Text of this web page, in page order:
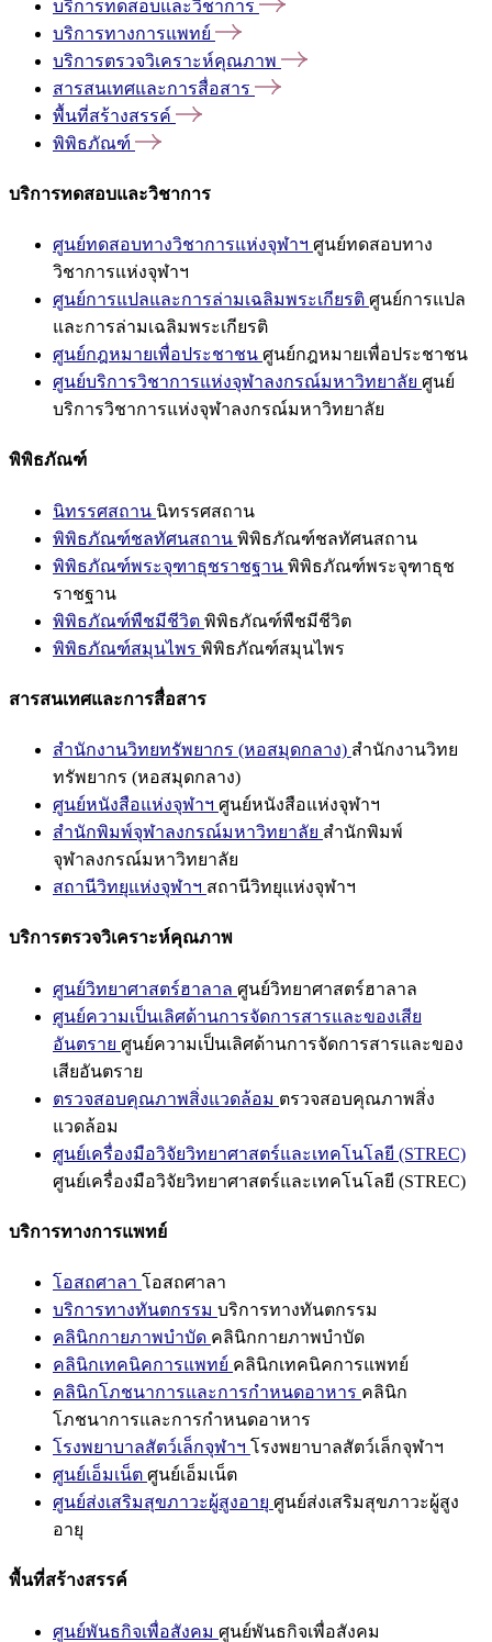
บริการทดสอบและวิชาการ
บริการทางการแพทย์
บริการตรวจวิเคราะห์คุณภาพ
สารสนเทศและการสื่อสาร
พื้นที่สร้างสรรค์
พิพิธภัณฑ์
บริการทดสอบและวิชาการ
ศูนย์ทดสอบทางวิชาการแห่งจุฬาฯ ศูนย์ทดสอบทาง
วิชาการแห่งจุฬาฯ
ศูนย์การแปลและการล่ามเฉลิมพระเกียรติ ศูนย์การแปล
และการล่ามเฉลิมพระเกียรติ
ศูนย์กฎหมายเพื่อประชาชน ศูนย์กฎหมายเพื่อประชาชน
ศูนย์บริการวิชาการแห่งจุฬาลงกรณ์มหาวิทยาลัย ศูนย์
บริการวิชาการแห่งจุฬาลงกรณ์มหาวิทยาลัย
พิพิธภัณฑ์
นิทรรศสถาน นิทรรศสถาน
พิพิธภัณฑ์ชลทัศนสถาน พิพิธภัณฑ์ชลทัศนสถาน
พิพิธภัณฑ์พระจุฑาธุชราชฐาน พิพิธภัณฑ์พระจุฑาธุช
ราชฐาน
พิพิธภัณฑ์พืชมีชีวิต พิพิธภัณฑ์พืชมีชีวิต
พิพิธภัณฑ์สมุนไพร พิพิธภัณฑ์สมุนไพร
สารสนเทศและการสื่อสาร
สำนักงานวิทยทรัพยากร (หอสมุดกลาง) สำนักงานวิทย
ทรัพยากร (หอสมุดกลาง)
ศูนย์หนังสือแห่งจุฬาฯ ศูนย์หนังสือแห่งจุฬาฯ
สำนักพิมพ์จุฬาลงกรณ์มหาวิทยาลัย สำนักพิมพ์
จุฬาลงกรณ์มหาวิทยาลัย
สถานีวิทยุแห่งจุฬาฯ สถานีวิทยุแห่งจุฬาฯ
บริการตรวจวิเคราะห์คุณภาพ
ศูนย์วิทยาศาสตร์ฮาลาล ศูนย์วิทยาศาสตร์ฮาลาล
ศูนย์ความเป็นเลิศด้านการจัดการสารและของเสีย
อันตราย ศูนย์ความเป็นเลิศด้านการจัดการสารและของ
เสียอันตราย
ตรวจสอบคุณภาพสิ่งแวดล้อม ตรวจสอบคุณภาพสิ่ง
แวดล้อม
ศูนย์เครื่องมือวิจัยวิทยาศาสตร์และเทคโนโลยี (STREC)
ศูนย์เครื่องมือวิจัยวิทยาศาสตร์และเทคโนโลยี (STREC)
บริการทางการแพทย์
โอสถศาลา โอสถศาลา
บริการทางทันตกรรม บริการทางทันตกรรม
คลินิกกายภาพบำบัด คลินิกกายภาพบำบัด
คลินิกเทคนิคการแพทย์ คลินิกเทคนิคการแพทย์
คลินิกโภชนาการและการกำหนดอาหาร คลินิก
โภชนาการและการกำหนดอาหาร
โรงพยาบาลสัตว์เล็กจุฬาฯ โรงพยาบาลสัตว์เล็กจุฬาฯ
ศูนย์เอ็มเน็ต ศูนย์เอ็มเน็ต
ศูนย์ส่งเสริมสุขภาวะผู้สูงอายุ ศูนย์ส่งเสริมสุขภาวะผู้สูง
อายุ
พื้นที่สร้างสรรค์
ศูนย์พันธกิจเพื่อสังคม ศูนย์พันธกิจเพื่อสังคม